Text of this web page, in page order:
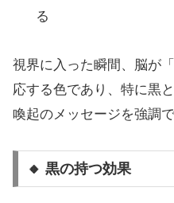
る
視界に入った瞬間、脳が
応する色であり、特に黒
喚起のメッセージを強調で
🔸 黒の持つ効果